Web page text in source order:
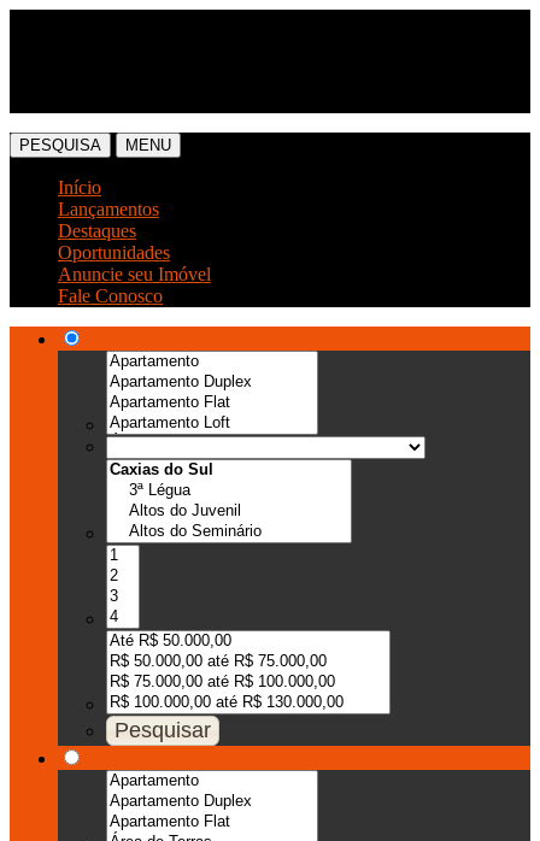
PESQUISA MENU
Início
Lançamentos
Destaques
Oportunidades
Anuncie seu Imóvel
Fale Conosco